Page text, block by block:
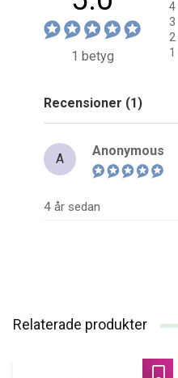
1 betyg
4
3
2
1
Recensioner (1)
A
Anonymous
4 år sedan
Relaterade produkter